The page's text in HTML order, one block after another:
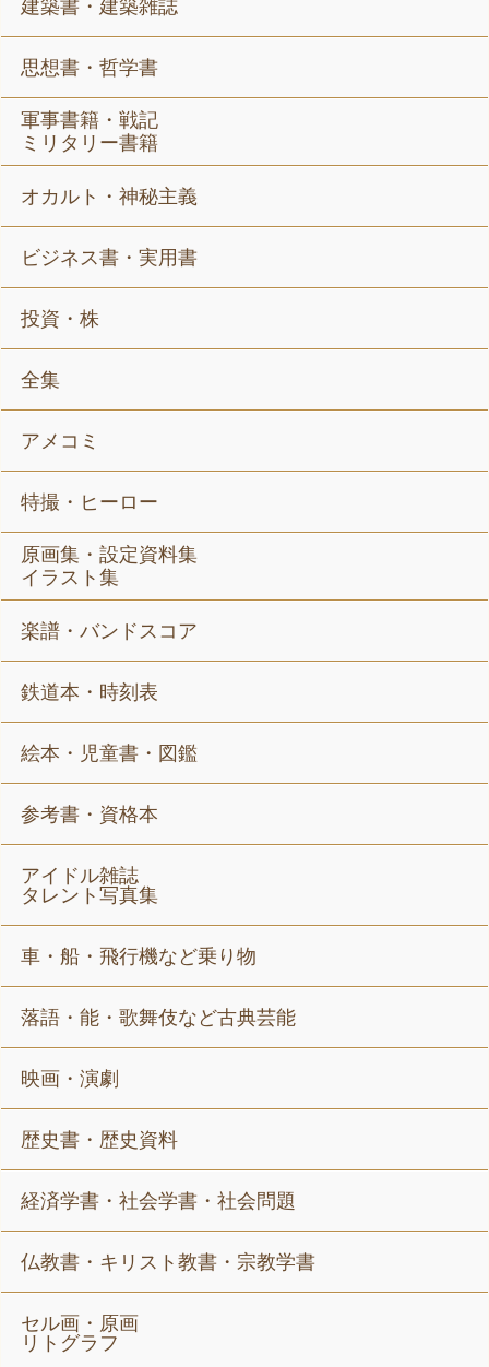
建築書・建築雑誌
思想書・哲学書
軍事書籍・戦記
ミリタリー書籍
オカルト・神秘主義
ビジネス書・実用書
投資・株
全集
アメコミ
特撮・ヒーロー
原画集・設定資料集
イラスト集
楽譜・バンドスコア
鉄道本・時刻表
絵本・児童書・図鑑
参考書・資格本
アイドル雑誌
タレント写真集
車・船・飛行機など乗り物
落語・能・歌舞伎など古典芸能
映画・演劇
歴史書・歴史資料
経済学書・社会学書・社会問題
仏教書・キリスト教書・宗教学書
セル画・原画
リトグラフ